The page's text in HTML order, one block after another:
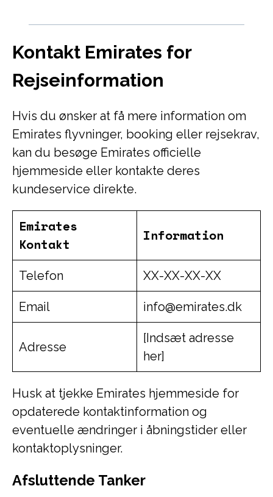
Kontakt Emirates for
Rejseinformation
Hvis du ønsker at få mere information om
Emirates flyvninger, booking eller rejsekrav,
kan du besøge Emirates officielle
hjemmeside eller kontakte deres
kundeservice direkte.
Emirates
Kontakt
Information
Telefon XX-XX-XX-XX
Email info@emirates.dk
Adresse
[Indsæt adresse
her]
Husk at tjekke Emirates hjemmeside for
opdaterede kontaktinformation og
eventuelle ændringer i åbningstider eller
kontaktoplysninger.
Afsluttende Tanker